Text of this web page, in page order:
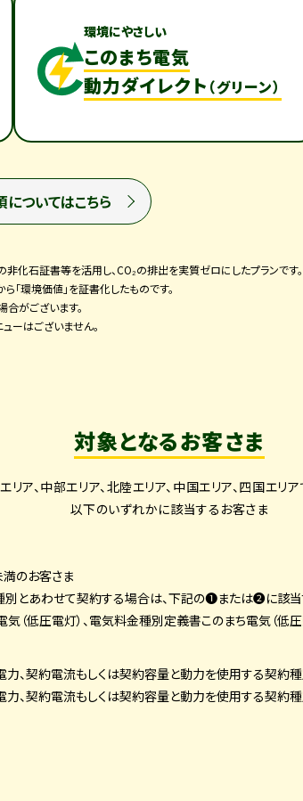
環境にやさしい
このまち電気
動力ダイレクト （グリーン）
についてはこちら
化石証書等を活用し、CO₂の排出を実質ゼロにしたプランです。
環境価値」を証書化したものです。
がございます。
ーはございません。
対象となるお客さま
リア、中部エリア、北陸エリア、中国エリア、四国エリ
以下のいずれかに該当するお客さま
のお客さま
とあわせて契約する場合は、下記の❶または❷に該当
低圧電灯）、電気料金種別定義書このまち電気（低圧
、契約電流もしくは契約容量と動力を使用する契約
、契約電流もしくは契約容量と動力を使用する契約